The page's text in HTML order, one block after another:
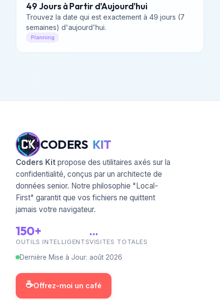
49 Jours à Partir d'Aujourd'hui
Trouvez la date qui est exactement à 49 jours (7
semaines) d'aujourd'hui.
Planning
CODERS KIT
Coders Kit propose des utilitaires axés sur la
confidentialité, conçus par un architecte de
données senior. Notre philosophie "Local-
First" garantit que vos fichiers ne quittent
jamais votre navigateur.
150+
OUTILS INTELLIGENTS
...
VISITES TOTALES
Dernière Mise à Jour: août 2026
☕Offrez-moi un café